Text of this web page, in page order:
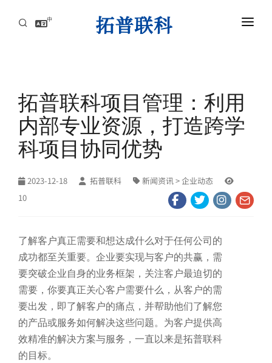
中
资讯中心
关于拓普联科
联系
拓普联科项目管理：利用
内部专业资源，打造跨学
科项目协同优势
2023-12-18 拓普联科 新闻资讯> 企业动态
10
了解客户真正需要和想达成什么对于任何公司的
成功都至关重要。企业要实现与客户的共赢，需
要突破企业自身的业务框架，关注客户最迫切的
需要，你要真正关心客户需要什么，从客户的需
要出发，即了解客户的痛点，并帮助他们了解您
的产品或服务如何解决这些问题。为客户提供高
效精准的解决方案与服务，一直以来是拓普联科
的目标。